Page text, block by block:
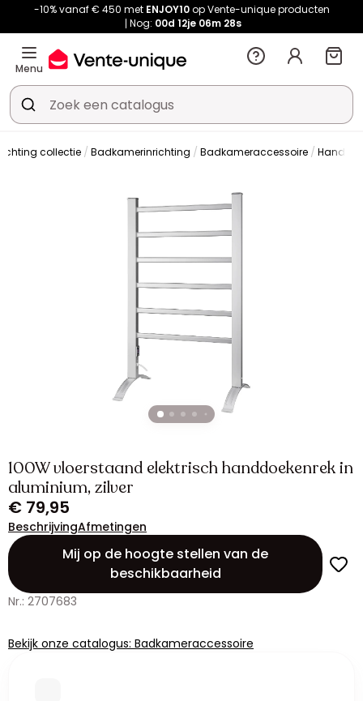
-10% vanaf € 450 met ENJOY10op Vente-unique producten
Nog: 00d 12je 06m 28s
Menu
collectie Badkamerinrichting Badkameraccessoire
100W vloerstaand elektrisch handdoekenrek in
aluminium, zilver
€ 79,95
BeschrijvingAfmetingen
Mij op de hoogte stellen van de
beschikbaarheid
Nr.: 2707683
Bekijk onze catalogus: Badkameraccessoire